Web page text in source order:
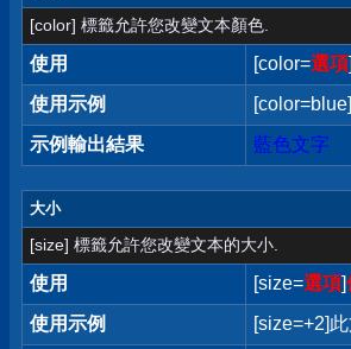
[color] 標籤允許您改變文本顏色.
使用 [color=選項]
使用示例
示例輸出結果
藍色文字
大小
[size] 標籤允許您改變文本的大小.
使用 [size=選項]
使用示例
[size=+2]